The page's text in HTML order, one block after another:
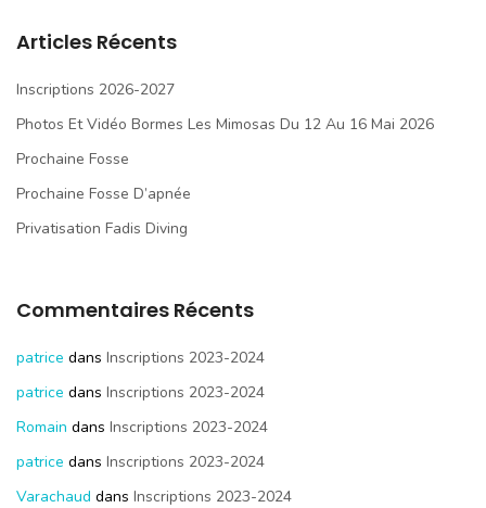
Articles Récents
Inscriptions 2026-2027
Photos Et Vidéo Bormes Les Mimosas Du 12 Au 16 Mai 2026
Prochaine Fosse
Prochaine Fosse D’apnée
Privatisation Fadis Diving
Commentaires Récents
patrice dans Inscriptions 2023-2024
patrice dans Inscriptions 2023-2024
Romain dans Inscriptions 2023-2024
patrice dans Inscriptions 2023-2024
Varachaud dans Inscriptions 2023-2024